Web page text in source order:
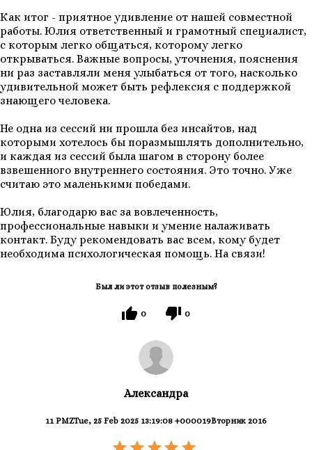
Как итог - приятное удивление от нашей совместной
работы. Юлия ответственный и грамотный специалист,
с которым легко общаться, которому легко
открываться. Важные вопросы, уточнения, пояснения
ни раз заставляли меня улыбаться от того, насколько
удивительной может быть рефлексия с поддержкой
знающего человека.
Не одна из сессий ни прошла без инсайтов, над
которыми хотелось бы поразмышлять дополнительно,
и каждая из сессий была шагом в сторону более
взвешенного внутреннего состояния. Это точно. Уже
считаю это маленькими победами.
Юлия, благодарю вас за вовлеченность,
профессиональные навыки и умение налаживать
контакт. Буду рекомендовать вас всем, кому будет
необходима психологическая помощь. На связи!
Был ли этот отзыв полезным?
0 0
11 PMZTue, 25 Feb 2025 13:19:08 +000019Вторник 2016
Александра